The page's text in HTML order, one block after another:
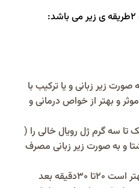
زیر زبانی و یا ترکیب با
و بهتر از خواص درمانی و
تا سه گرم ژل رویال خالی را (
و به صورت زیر زبانی مصرف
که ژل با بزاق دهان حل شود و بهتر است 20تا 30دقیقه بعد